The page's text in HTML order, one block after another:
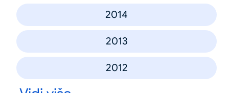
2014
2013
2012